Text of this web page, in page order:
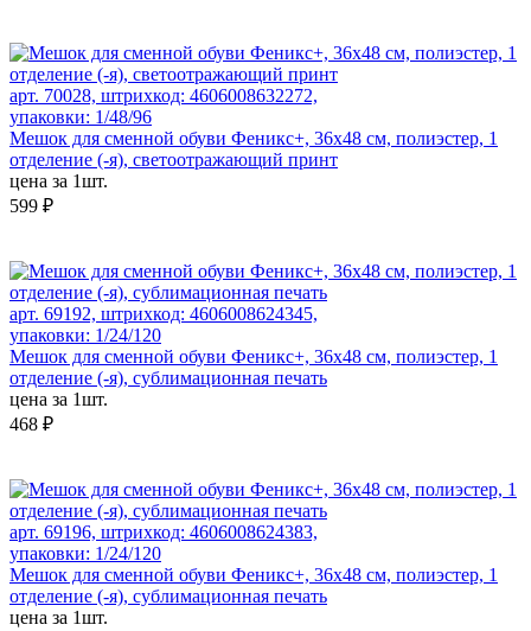
арт. 70028, штрихкод: 4606008632272,
упаковки: 1/48/96
Мешок для сменной обуви Феникс+, 36х48 см, полиэстер, 1
отделение (-я), светоотражающий принт
цена за 1шт.
599 ₽
арт. 69192, штрихкод: 4606008624345,
упаковки: 1/24/120
Мешок для сменной обуви Феникс+, 36х48 см, полиэстер, 1
отделение (-я), сублимационная печать
цена за 1шт.
468 ₽
арт. 69196, штрихкод: 4606008624383,
упаковки: 1/24/120
Мешок для сменной обуви Феникс+, 36х48 см, полиэстер, 1
отделение (-я), сублимационная печать
цена за 1шт.